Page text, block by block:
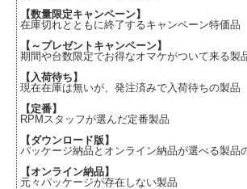
【数量限定キャンペーン】
在庫切れとともに終了するキャンペーン特価品
【～プレゼントキャンペーン】
期間や台数限定でお得なオマケがついて来る製
【入荷待ち】
現在在庫は無いが、発注済みで入荷待ちの製品
【定番】
RPMスタッフが選んだ定番製品
【ダウンロード版】
パッケージ納品とオンライン納品が選べる製品
【オンライン納品】
元々パッケージが存在しない製品